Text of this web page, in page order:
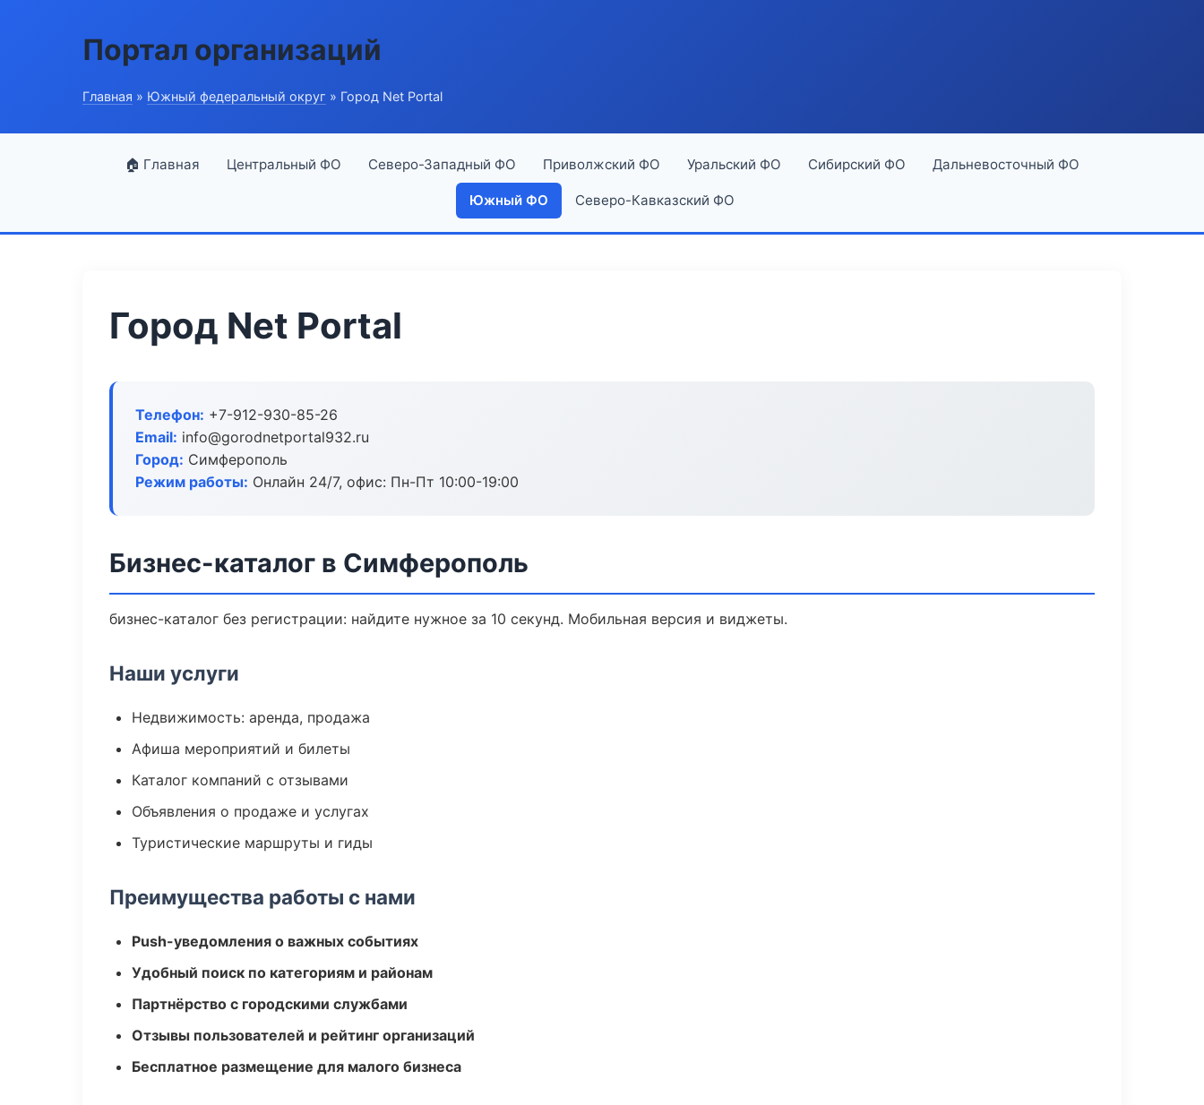
Портал организаций
Главная » Южный федеральный округ » Город Net Portal
🏠 Главная Центральный ФО Северо-Западный ФО Приволжский ФО Уральский ФО Сибирский ФО Дальневосточный ФО
Южный ФО Северо-Кавказский ФО
Город Net Portal
Телефон: +7-912-930-85-26
Email: info@gorodnetportal932.ru
Город: Симферополь
Режим работы: Онлайн 24/7, офис: Пн-Пт 10:00-19:00
Бизнес-каталог в Симферополь
бизнес-каталог без регистрации: найдите нужное за 10 секунд. Мобильная версия и виджеты.
Наши услуги
Недвижимость: аренда, продажа
Афиша мероприятий и билеты
Каталог компаний с отзывами
Объявления о продаже и услугах
Туристические маршруты и гиды
Преимущества работы с нами
Push-уведомления о важных событиях
Удобный поиск по категориям и районам
Партнёрство с городскими службами
Отзывы пользователей и рейтинг организаций
Бесплатное размещение для малого бизнеса